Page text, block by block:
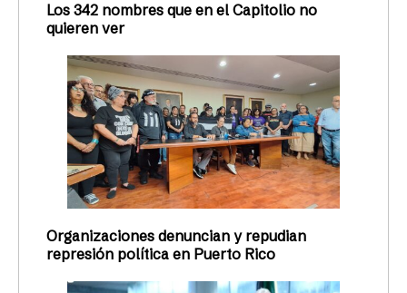
Los 342 nombres que en el Capitolio no
quieren ver
Organizaciones denuncian y repudian
represión política en Puerto Rico